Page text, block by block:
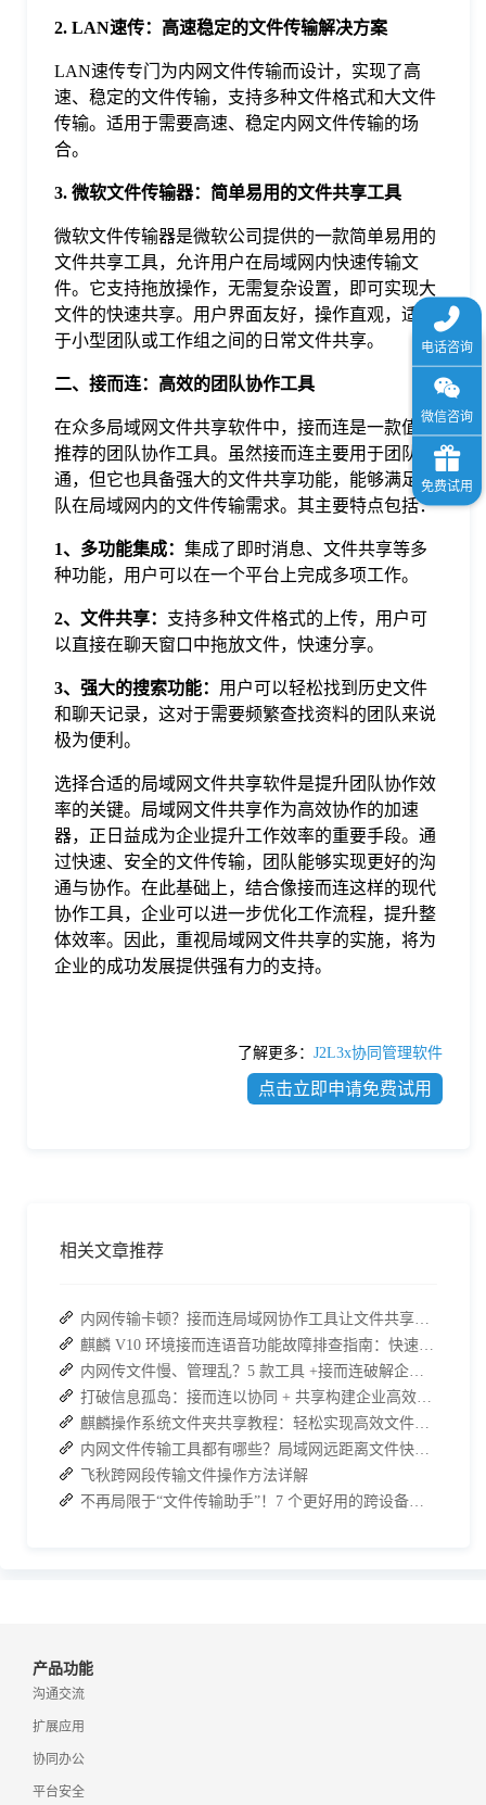
2. LAN速传：高速稳定的文件传输解决方案
LAN速传专门为内网文件传输而设计，实现了高
速、稳定的文件传输，支持多种文件格式和大文件
传输。适用于需要高速、稳定内网文件传输的场
合。
3. 微软文件传输器：简单易用的文件共享工具
微软文件传输器是微软公司提供的一款简单易用的
文件共享工具，允许用户在局域网内快速传输文
件。它支持拖放操作，无需复杂设置，即可实现大
文件的快速共享。用户界面友好，操作直观，适用
于小型团队或工作组之间的日常文件共享。
二、接而连：高效的团队协作工具
在众多局域网文件共享软件中，接而连是一款值得
推荐的团队协作工具。虽然接而连主要用于团队沟
通，但它也具备强大的文件共享功能，能够满足团
队在局域网内的文件传输需求。其主要特点包括：
1、多功能集成： 集成了即时消息、文件共享等多
种功能，用户可以在一个平台上完成多项工作。
2、文件共享： 支持多种文件格式的上传，用户可
以直接在聊天窗口中拖放文件，快速分享。
3、强大的搜索功能： 用户可以轻松找到历史文件
和聊天记录，这对于需要频繁查找资料的团队来说
极为便利。
选择合适的局域网文件共享软件是提升团队协作效
率的关键。局域网文件共享作为高效协作的加速
器，正日益成为企业提升工作效率的重要手段。通
过快速、安全的文件传输，团队能够实现更好的沟
通与协作。在此基础上，结合像接而连这样的现代
协作工具，企业可以进一步优化工作流程，提升整
体效率。因此，重视局域网文件共享的实施，将为
企业的成功发展提供强有力的支持。
了解更多： J2L3x协同管理软件
点击立即申请免费试用
相关文章推荐
内网传输卡顿？接而连局域网协作工具让文件共享效率升级
麒麟 V10 环境接而连语音功能故障排查指南：快速恢复高效协作
内网传文件慢、管理乱？5 款工具 +接而连破解企业办公传输困局
打破信息孤岛：接而连以协同 + 共享构建企业高效办公生态
麒麟操作系统文件夹共享教程：轻松实现高效文件共享
内网文件传输工具都有哪些？局域网远距离文件快速传输神器
飞秋跨网段传输文件操作方法详解
不再局限于“文件传输助手”！7 个更好用的跨设备传输 App 推荐！
产品功能
沟通交流
扩展应用
协同办公
平台安全